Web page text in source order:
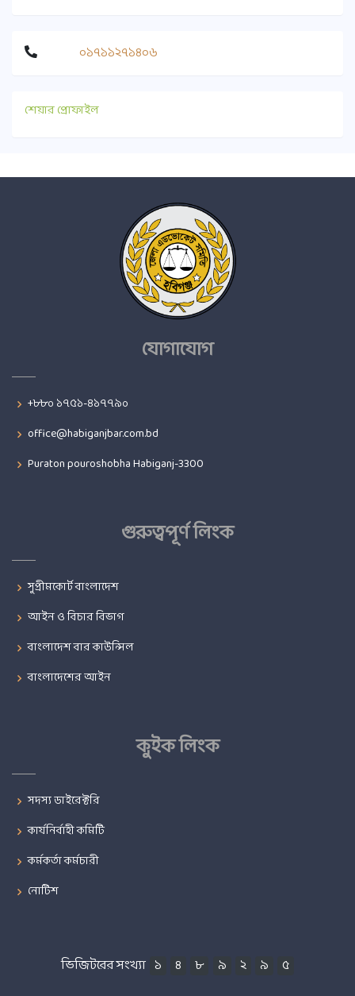
০১৭১১২৭১৪০৬
শেয়ার প্রোফাইল
যোগাযোগ
+৮৮০ ১৭৫১-৪১৭৭৯০
office@habiganjbar.com.bd
Puraton pouroshobha Habiganj-3300
গুরুত্বপূর্ণ লিংক
সুপ্রীমকোর্ট বাংলাদেশ
আইন ও বিচার বিভাগ
বাংলাদেশ বার কাউন্সিল
বাংলাদেশের আইন
কুইক লিংক
সদস্য ডাইরেক্টরি
কার্যনির্বাহী কমিটি
কর্মকর্তা কর্মচারী
নোটিশ
ভিজিটরের সংখ্যা ১ ৪ ৮ ৯ ২ ৯ ৫